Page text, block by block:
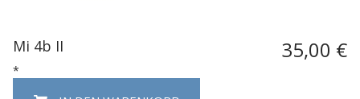
Mi 4b II 35,00 €
*